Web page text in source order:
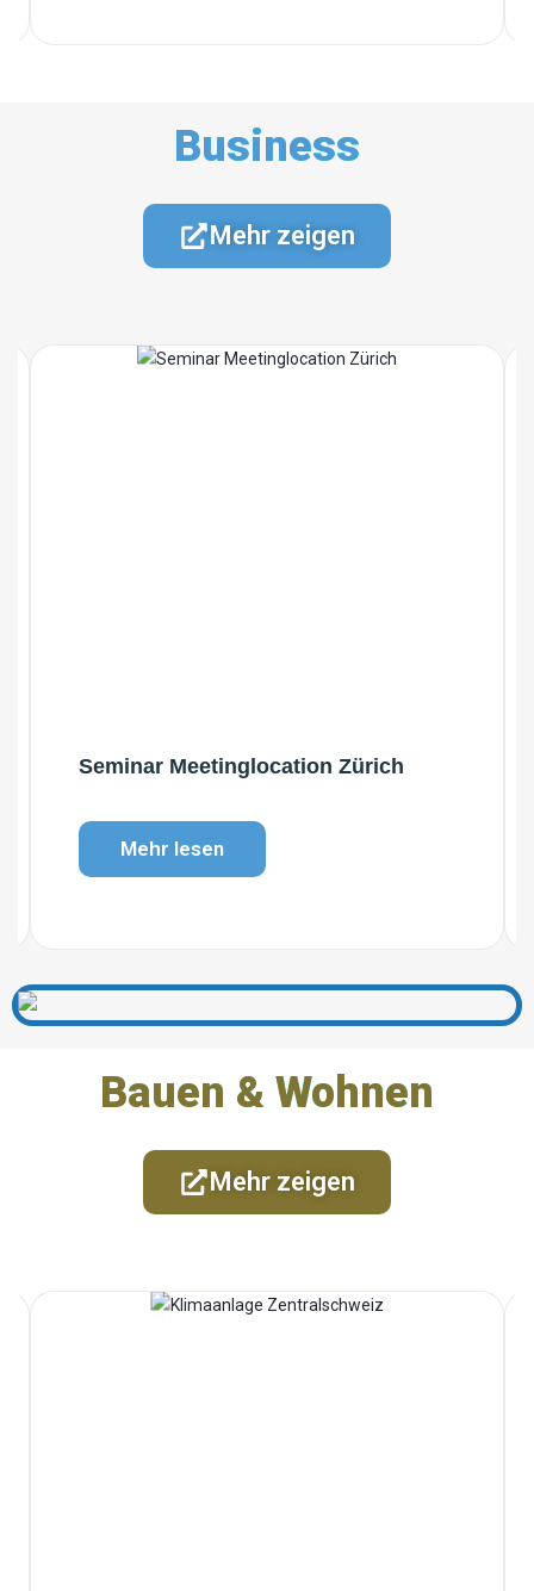
Business
Mehr zeigen
Seminar Meetinglocation Zürich
Mehr lesen
Bauen & Wohnen
Mehr zeigen